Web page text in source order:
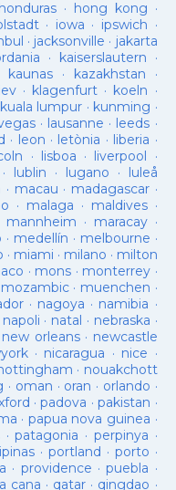
honduras· hong kong ·
· iowa · ipswich ·
· jacksonville · jakarta
· kaiserslautern ·
kaunas· kazakhstan ·
· klagenfurt · koeln ·
kuala lumpur · kunming ·
· lausanne · leeds ·
· leon · letònia · liberia ·
· lisboa · liverpool ·
lublin · lugano · luleå
· macau · madagascar·
· malaga · maldives·
mannheim · maracay·
· medellín · melbourne ·
· miami · milano · milton
· mons · monterrey ·
mozambic· muenchen ·
· nagoya · namibia ·
napoli · natal · nebraska ·
new orleans· newcastle
· nicaragua · nice ·
· nouakchott
· oman · oran · orlando ·
·padova ·pakistan ·
· papua nova guinea ·
·patagonia · perpinya ·
·portland · porto ·
· providence ·puebla ·
cana · qatar · qingdao ·